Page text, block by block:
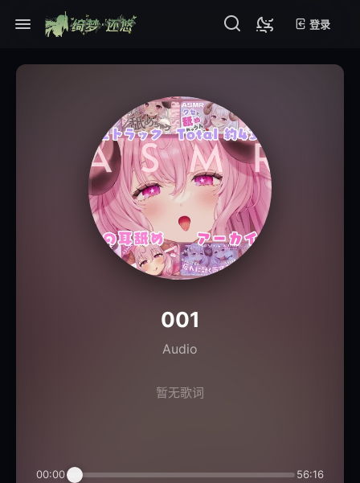
登录
001
Audio
暂无歌词
00:00 56:16